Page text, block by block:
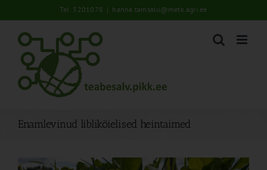
to
content
Tel: 5201078 | hanna.tamsalu@metk.agri.ee
Enamlevinud liblikõielised heintaimed